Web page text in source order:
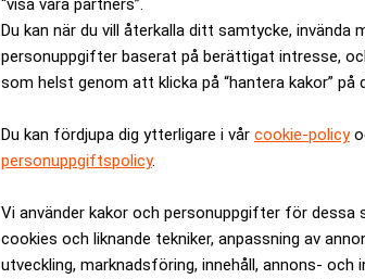
“visa våra partners”.
Du kan när du vill återkalla ditt samtycke, invända
personuppgifter baserat på berättigat intresse,
som helst genom att klicka på “hantera kakor” på
Du kan fördjupa dig ytterligare i vår cookie-policy
personuppgiftspolicy.
Vi använder kakor och personuppgifter för dessa
cookies och liknande tekniker, anpassning av
utveckling, marknadsföring, innehåll, annons- och